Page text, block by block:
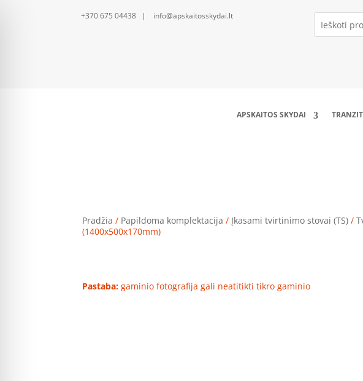
+370 675 04438 | info@apskaitosskydai.lt
APSKAITOS SKYDAI
Pradžia / Papildoma komplektacija / Įkasami tvirtinimo stovai (TS) /
(1400x500x170mm)
Pastaba: gaminio fotografija gali neatitikti tikro gaminio